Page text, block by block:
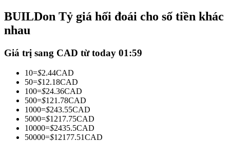
Trở thành Nhà giao dịch Sao chép
Tận hưởng chia sẻ lợi nhuận và hoa hồng giao dịch sao chép
BUILDon Tỷ giá hối đoái cho số tiền khác
nhau
Giá trị sang CAD từ today 01:59
10=$2.44CAD
50=$12.18CAD
100=$24.36CAD
500=$121.78CAD
1000=$243.55CAD
5000=$1217.75CAD
10000=$2435.5CAD
50000=$12177.51CAD